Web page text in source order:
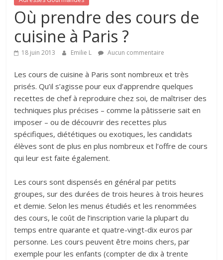
Où prendre des cours de
cuisine à Paris ?
18 juin 2013 Emilie L Aucun commentaire
Les cours de cuisine à Paris sont nombreux et très
prisés. Qu’il s’agisse pour eux d’apprendre quelques
recettes de chef à reproduire chez soi, de maîtriser des
techniques plus précises – comme la pâtisserie sait en
imposer – ou de découvrir des recettes plus
spécifiques, diététiques ou exotiques, les candidats
élèves sont de plus en plus nombreux et l’offre de cours
qui leur est faite également.
Les cours sont dispensés en général par petits
groupes, sur des durées de trois heures à trois heures
et demie. Selon les menus étudiés et les renommées
des cours, le coût de l’inscription varie la plupart du
temps entre quarante et quatre-vingt-dix euros par
personne. Les cours peuvent être moins chers, par
exemple pour les enfants (compter de dix à trente